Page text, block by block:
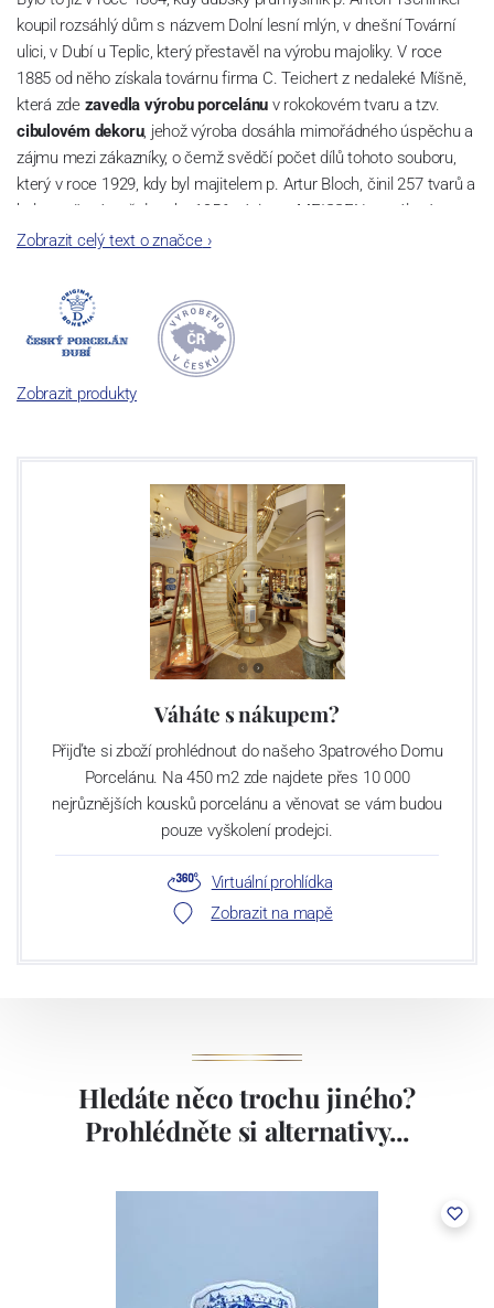
koupil rozsáhlý dům s názvem Dolní lesní mlýn, v dnešní Tovární
ulici, v Dubí u Teplic, který přestavěl na výrobu majoliky. V roce
1885 od něho získala továrnu firma C. Teichert z nedaleké Míšně,
která zde zavedla výrobu porcelánu v rokokovém tvaru a tzv.
cibulovém dekoru, jehož výroba dosáhla mimořádného úspěchu a
zájmu mezi zákazníky, o čemž svědčí počet dílů tohoto souboru,
který v roce 1929, kdy byl majitelem p. Artur Bloch, činil 257 tvarů a
byl označován až do roku 1956 nápisem MEISSEN v oválovém
rámečku.
počet jeho dílů v cibulovém provedení je 850 tvarů. Tyto výrobky
jsou garantovány Asociací sklářského a keramického průmyslu
České republiky jako „Český výrobek
Zobrazit celý text o značce›
Zobrazit produkty
Váháte s nákupem?
Přijďte si zboží prohlédnout do našeho 3patrového Domu
Porcelánu. Na 450 m2 zde najdete přes 10 000
nejrůznějších kousků porcelánu a věnovat se vám budou
pouze vyškolení prodejci.
Virtuální prohlídka
Zobrazit na mapě
Hledáte něco trochu jiného?
Prohlédněte si alternativy...